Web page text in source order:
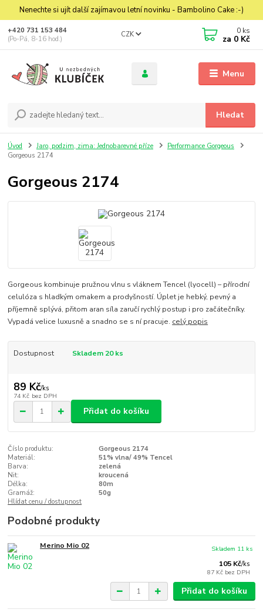
Nenechte si ujít další zajímavou letní novinku - Bambolino Cake :-)
Menu
CZK
Hledat
+420 731 153 484
(Po-Pá, 8-16 hod.)
0 ks
za 0 Kč
Úvod Jaro, podzim, zima: Jednobarevné příze
Performance Gorgeous
Gorgeous 2174
Gorgeous 2174
Gorgeous kombinuje pružnou vlnu s vláknem Tencel (lyocell) – přírodní
celulóza s hladkým omakem a prodyšností. Úplet je hebký, pevný a
příjemně splývá, přitom aran síla zaručí rychlý postup i pro začátečníky.
Vypadá velice luxusně a snadno se s ní pracuje. celý popis
Dostupnost Skladem 20 ks
89 Kč/ks
74 Kč bez DPH
Přidat do košíku
Číslo produktu:
Gorgeous 2174
Materiál:
51% vlna/ 49% Tencel
Barva:
zelená
Nit:
kroucená
Délka:
80m
Gramáž:
50g
Hlídat cenu / dostupnost
Podobné produkty
Merino Mio 02
105 Kč/ks
87 Kč bez DPH
Skladem 11 ks
Přidat do košíku